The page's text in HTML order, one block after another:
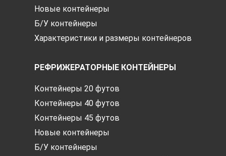
Новые контейнеры
Б/У контейнеры
Характеристики и размеры контейнеров
РЕФРИЖЕРАТОРНЫЕ КОНТЕЙНЕРЫ
Контейнеры 20 футов
Контейнеры 40 футов
Контейнеры 45 футов
Новые контейнеры
Б/У контейнеры